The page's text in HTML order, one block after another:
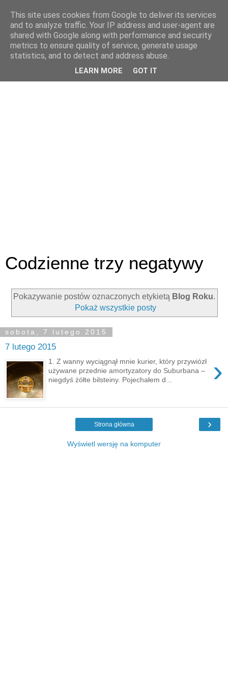
Codzienne trzy negatywy
Pokazywanie postów oznaczonych etykietą Blog Roku.
Pokaż wszystkie posty
sobota, 7 lutego 2015
7 lutego 2015
›
1. Z wanny wyciągnął mnie kurier, który przywiózł
używane przednie amortyzatory do Suburbana –
niegdyś żółte bilsteiny. Pojechałem d...
›
Strona główna
Wyświetl wersję na komputer
This site uses cookies from Google to deliver its services
and to analyze traffic. Your IP address and user-agent are
shared with Google along with performance and security
metrics to ensure quality of service, generate usage
statistics, and to detect and address abuse.
LEARN MORE GOT IT